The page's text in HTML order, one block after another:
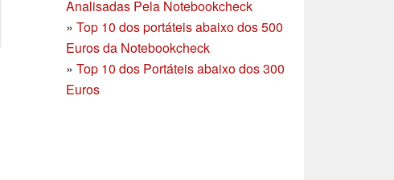
Analisadas Pela Notebookcheck
» Top 10 dos portáteis abaixo dos 500
Euros da Notebookcheck
» Top 10 dos Portáteis abaixo dos 300
Euros